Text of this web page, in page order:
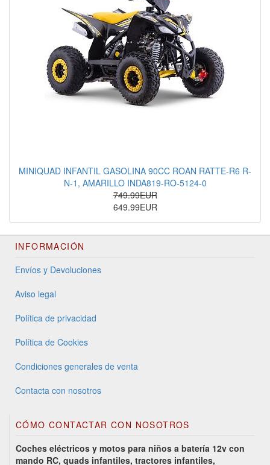
MINIQUAD INFANTIL GASOLINA 90CC ROAN RATTE-R6 R-
N-1, AMARILLO INDA819-RO-5124-0
749.99EUR
649.99EUR
INFORMACIÓN
Envíos y Devoluciones
Aviso legal
Política de privacidad
Política de Cookies
Condiciones generales de venta
Contacta con nosotros
CÓMO CONTACTAR CON NOSOTROS
Coches eléctricos y motos para niños a batería 12v con
mando RC, quads infantiles, tractores infantiles,